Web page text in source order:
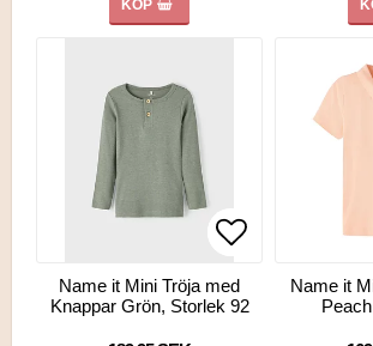
KÖP
Lägg till i
Lägg till i
Name it Mini Tröja med
Knappar Grön, Storlek 92
Name it